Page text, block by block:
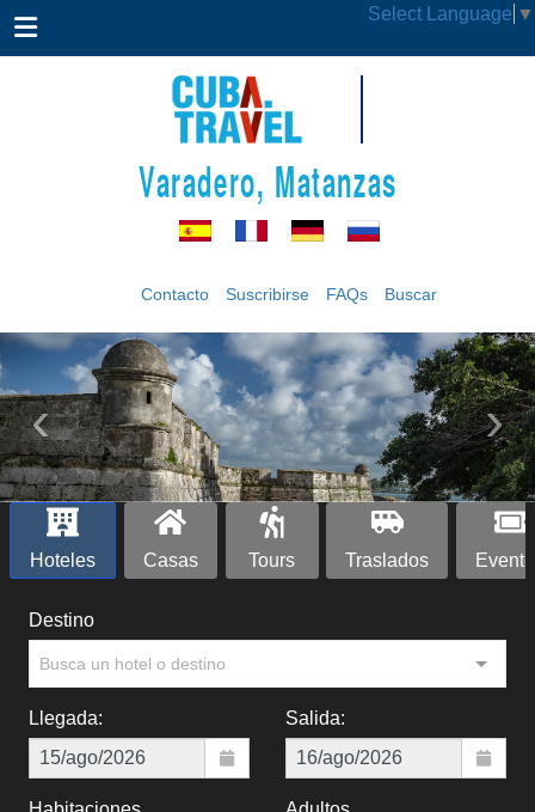
Select Language ▼
Varadero, Matanzas
Contacto Suscribirse FAQs Buscar
‹ ›
Hoteles Casas Tours Traslados
Destino
Busca un hotel o destino
Llegada: Salida: